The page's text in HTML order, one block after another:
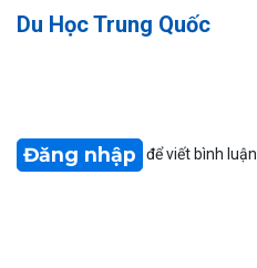
Du Học Trung Quốc
Đăng nhập để viết bình luận